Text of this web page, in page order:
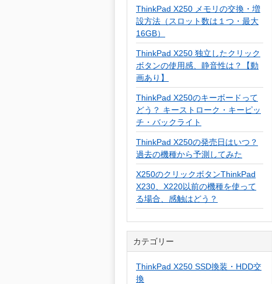
ThinkPad X250 メモリの交換・増
設方法（スロット数は１つ・最大
16GB）
ThinkPad X250 独立したクリック
ボタンの使用感、静音性は？【動
画あり】
ThinkPad X250のキーボードって
どう？ キーストローク・キーピッ
チ・バックライト
ThinkPad X250の発売日はいつ？
過去の機種から予測してみた
X250のクリックボタンThinkPad
X230、X220以前の機種を使って
る場合、感触はどう？
カテゴリー
ThinkPad X250 SSD換装・HDD交
換